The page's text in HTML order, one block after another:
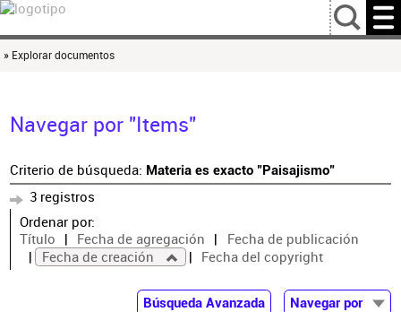
…
» Explorar documentos
Navegar por "Items"
Criterio de búsqueda: Materia es exacto "Paisajismo"
3 registros
Ordenar por:
Título
Fecha de agregación
Fecha de publicación
Fecha de creación
Fecha del copyright
Búsqueda Avanzada
Navegar por